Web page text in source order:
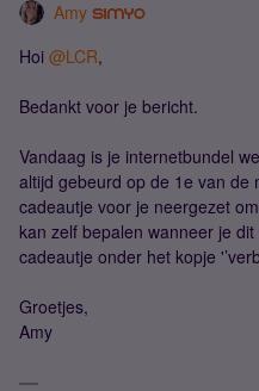
Amy
Hoi ​ @LCR,
Bedankt voor je bericht.
Vandaag is je internetbundel
altijd gebeurd op de 1e van de
cadeautje voor je neergezet
kan zelf bepalen wanneer je
cadeautje onder het kopje
Groetjes,
Amy